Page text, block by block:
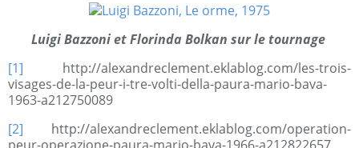
Luigi Bazzoni et Florinda Bolkan sur le tournage
[1] http://alexandreclement.eklablog.com/les-trois-
visages-de-la-peur-i-tre-volti-della-paura-mario-bava-
1963-a212750089
[2] http://alexandreclement.eklablog.com/operation-